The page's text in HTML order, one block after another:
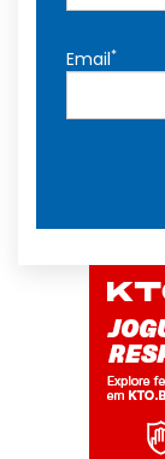
Email*